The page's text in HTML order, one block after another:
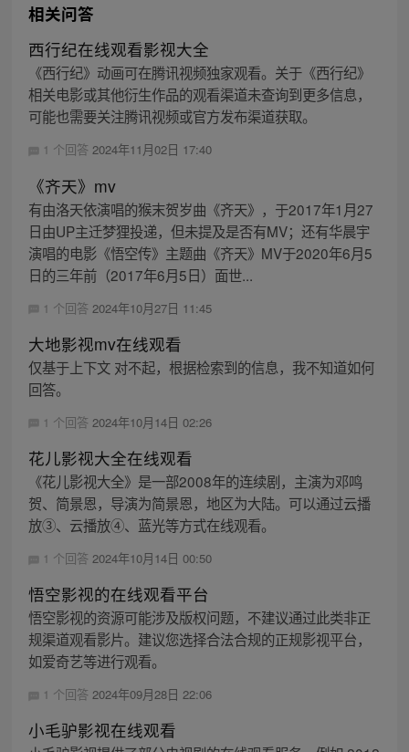
相关问答
西行纪在线观看影视大全
《西行纪》动画可在腾讯视频独家观看。关于《西行纪》
相关电影或其他衍生作品的观看渠道未查询到更多信息，
可能也需要关注腾讯视频或官方发布渠道获取。
1 个回答 2024年11月02日 17:40
《齐天》mv
有由洛天依演唱的猴末贺岁曲《齐天》，于2017年1月27
日由UP主迁梦狸投递，但未提及是否有MV；还有华晨宇
演唱的电影《悟空传》主题曲《齐天》MV于2020年6月5
日的三年前（2017年6月5日）面世...
1 个回答 2024年10月27日 11:45
大地影视mv在线观看
仅基于上下文 对不起，根据检索到的信息，我不知道如何
回答。
1 个回答 2024年10月14日 02:26
花儿影视大全在线观看
《花儿影视大全》是一部2008年的连续剧，主演为邓鸣
贺、简景恩，导演为简景恩，地区为大陆。可以通过云播
放③、云播放④、蓝光等方式在线观看。
1 个回答 2024年10月14日 00:50
悟空影视的在线观看平台
悟空影视的资源可能涉及版权问题，不建议通过此类非正
规渠道观看影片。建议您选择合法合规的正规影视平台，
如爱奇艺等进行观看。
1 个回答 2024年09月28日 22:06
小毛驴影视在线观看